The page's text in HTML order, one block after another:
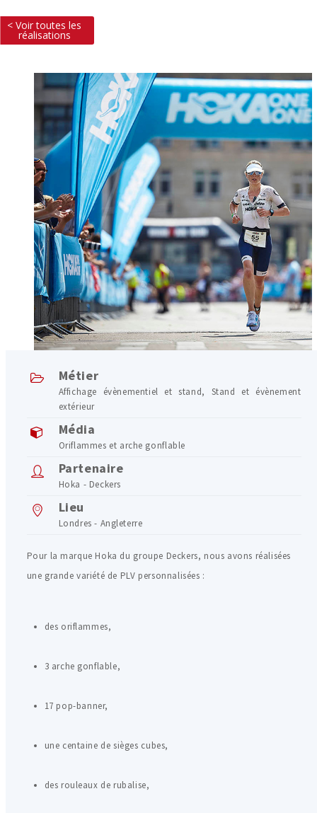
< Voir toutes les
réalisations
Métier
Affichage évènementiel et stand, Stand et évènement
extérieur
Média
Oriflammes et arche gonflable
Partenaire
Hoka - Deckers
Lieu
Londres - Angleterre
Pour la marque Hoka du groupe Deckers, nous avons réalisées
une grande variété de PLV personnalisées :
des oriflammes,
3 arche gonflable,
17 pop-banner,
une centaine de sièges cubes,
des rouleaux de rubalise,